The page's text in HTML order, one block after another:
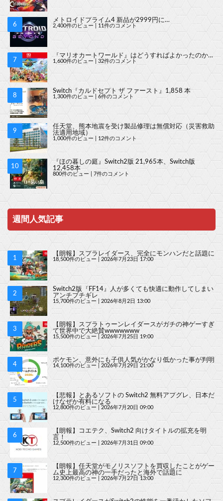
メトロイドプライム4 新品が2999円に…
2,400件のビュー |11件のコメント
『マリオカートワールド』はどうすればよかったのか…
1,600件のビュー 32件のコメント
Switch『カルドセプト ザ ファースト』1,858 本
1,300件のビュー 6件のコメント
任天堂、熊本地震を受け製品修理は無償対応（災害救助
法適用地域）
1,000件のビュー 12件のコメント
『ほの暮しの庭』Switch2版 21,965本、Switch版
12,458本
800件のビュー 7件のコメント
週間人気記事
【朗報】スプラレイダース、完全にモンハンだと話題に
18,500件のビュー 2026年7月23日 17:00
Switch2版『FF14』人が多くても快適に動作してしまい
アンチブチギレ
15,700件のビュー | 2026年8月2日 13:00
【朗報】スプラトゥーンレイダースがガチの神ゲーすぎ
て世界中で大絶賛wwwwwww
15,500件のビュー 2026年7月25日 19:00
ポケモン、意外にも子供人気がかなり低かった事が判明
14,100件のビュー 2026年7月29日 21:00
【悲報】とあるソフトの Switch2 無料アプグレ、日本だ
けなぜか有料になる
12,800件のビュー 2026年7月20日 09:00
【朗報】コエテク、Switch2 向けタイトルの拡充を明
言！
12,500件のビュー 2026年7月31日 09:00
【朗報】任天堂がモノリスソフトを買収したことがゲー
ム史上最高の神の一手だったと海外で話題に
12,300件のビュー 2026年7月27日 13:00